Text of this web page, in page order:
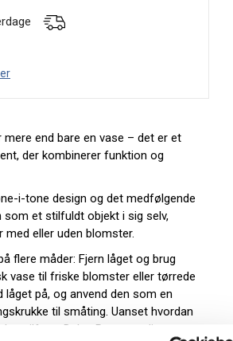
mere end bare en vase – det er et
der kombinerer funktion og
i-tone design og det medfølgende
som et stilfuldt objekt i sig selv,
eller uden blomster.
flere måder: Fjern låget og brug
vase til friske blomster eller tørrede
låget på, og anvend den som en
til småting. Uanset hvordan
tilfører Dulce Raya et roligt og